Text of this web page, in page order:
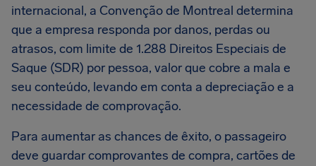
internacional, a Convenção de Montreal determina
que a empresa responda por danos, perdas ou
atrasos, com limite de 1.288 Direitos Especiais de
Saque (SDR) por pessoa, valor que cobre a mala e
seu conteúdo, levando em conta a depreciação e a
necessidade de comprovação.
Para aumentar as chances de êxito, o passageiro
deve guardar comprovantes de compra, cartões de